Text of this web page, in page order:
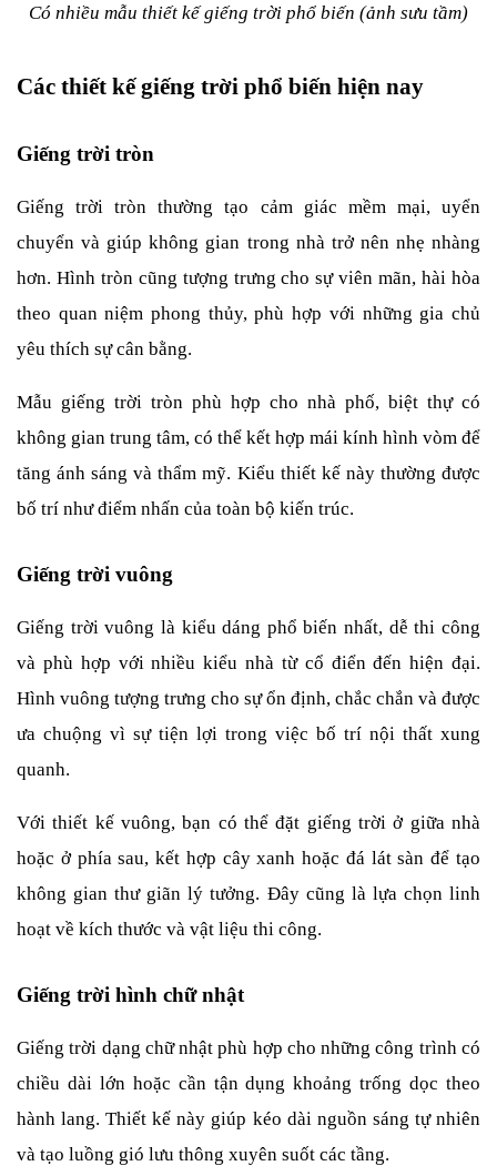
Có nhiều mẫu thiết kế giếng trời phổ biến (ảnh sưu tầm)
Các thiết kế giếng trời phổ biến hiện nay
Giếng trời tròn
Giếng trời tròn thường tạo cảm giác mềm mại, uyển
chuyển và giúp không gian trong nhà trở nên nhẹ nhàng
hơn. Hình tròn cũng tượng trưng cho sự viên mãn, hài hòa
theo quan niệm phong thủy, phù hợp với những gia chủ
yêu thích sự cân bằng.
Mẫu giếng trời tròn phù hợp cho nhà phố, biệt thự có
không gian trung tâm, có thể kết hợp mái kính hình vòm để
tăng ánh sáng và thẩm mỹ. Kiểu thiết kế này thường được
bố trí như điểm nhấn của toàn bộ kiến trúc.
Giếng trời vuông
Giếng trời vuông là kiểu dáng phổ biến nhất, dễ thi công
và phù hợp với nhiều kiểu nhà từ cổ điển đến hiện đại.
Hình vuông tượng trưng cho sự ổn định, chắc chắn và được
ưa chuộng vì sự tiện lợi trong việc bố trí nội thất xung
quanh.
Với thiết kế vuông, bạn có thể đặt giếng trời ở giữa nhà
hoặc ở phía sau, kết hợp cây xanh hoặc đá lát sàn để tạo
không gian thư giãn lý tưởng. Đây cũng là lựa chọn linh
hoạt về kích thước và vật liệu thi công.
Giếng trời hình chữ nhật
Giếng trời dạng chữ nhật phù hợp cho những công trình có
chiều dài lớn hoặc cần tận dụng khoảng trống dọc theo
hành lang. Thiết kế này giúp kéo dài nguồn sáng tự nhiên
và tạo luồng gió lưu thông xuyên suốt các tầng.